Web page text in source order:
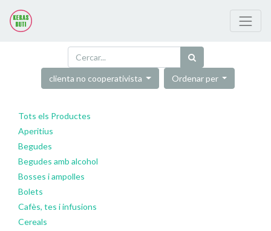
clienta no cooperativista Ordenar per
Tots els Productes
Aperitius
Begudes
Begudes amb alcohol
Bosses i ampolles
Bolets
Cafès, tes i infusions
Cereals